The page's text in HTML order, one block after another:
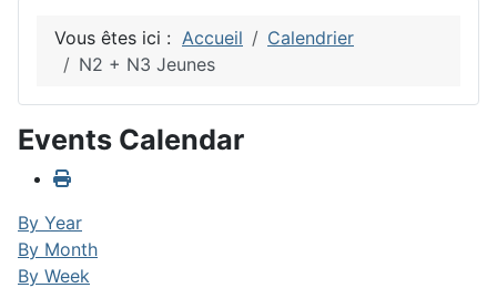
Vous êtes ici : Accueil
Calendrier
N2 + N3 Jeunes
Events Calendar
By Year
By Month
By Week